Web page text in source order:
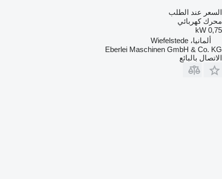
السعر عند الطلب
محرك كهربائي
0,75 kW
ألمانيا، Wiefelstede
Eberlei Maschinen GmbH & Co. KG
الاتصال بالبائع